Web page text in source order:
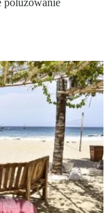
poluzowanie